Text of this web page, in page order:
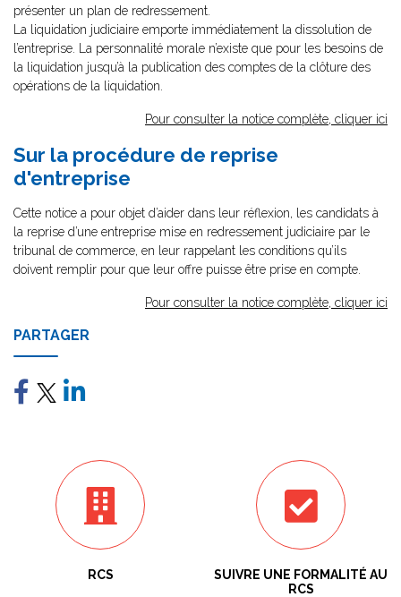
présenter un plan de redressement.
La liquidation judiciaire emporte immédiatement la dissolution de
l’entreprise. La personnalité morale n’existe que pour les besoins de
la liquidation jusqu’à la publication des comptes de la clôture des
opérations de la liquidation.
Pour consulter la notice complète, cliquer ici
Sur la procédure de reprise
d'entreprise
Cette notice a pour objet d’aider dans leur réflexion, les candidats à
la reprise d’une entreprise mise en redressement judiciaire par le
tribunal de commerce, en leur rappelant les conditions qu’ils
doivent remplir pour que leur offre puisse être prise en compte.
Pour consulter la notice complète, cliquer ici
PARTAGER
RCS
SUIVRE UNE FORMALITÉ AU
RCS